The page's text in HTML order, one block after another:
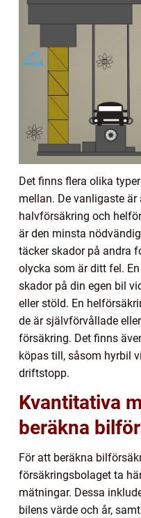
Det finns flera olika
mellan. De vanligaste
halvförsäkring och
är den minsta
täcker skador på andra
olycka som är ditt fel.
skador på din egen bil
eller stöld. En
de är självförvållade
försäkring. Det finns
köpas till, såsom hyrbil
driftstopp.
Kvantitativa
beräkna
För att beräkna
försäkringsbolaget ta
mätningar. Dessa
bilens värde och år,